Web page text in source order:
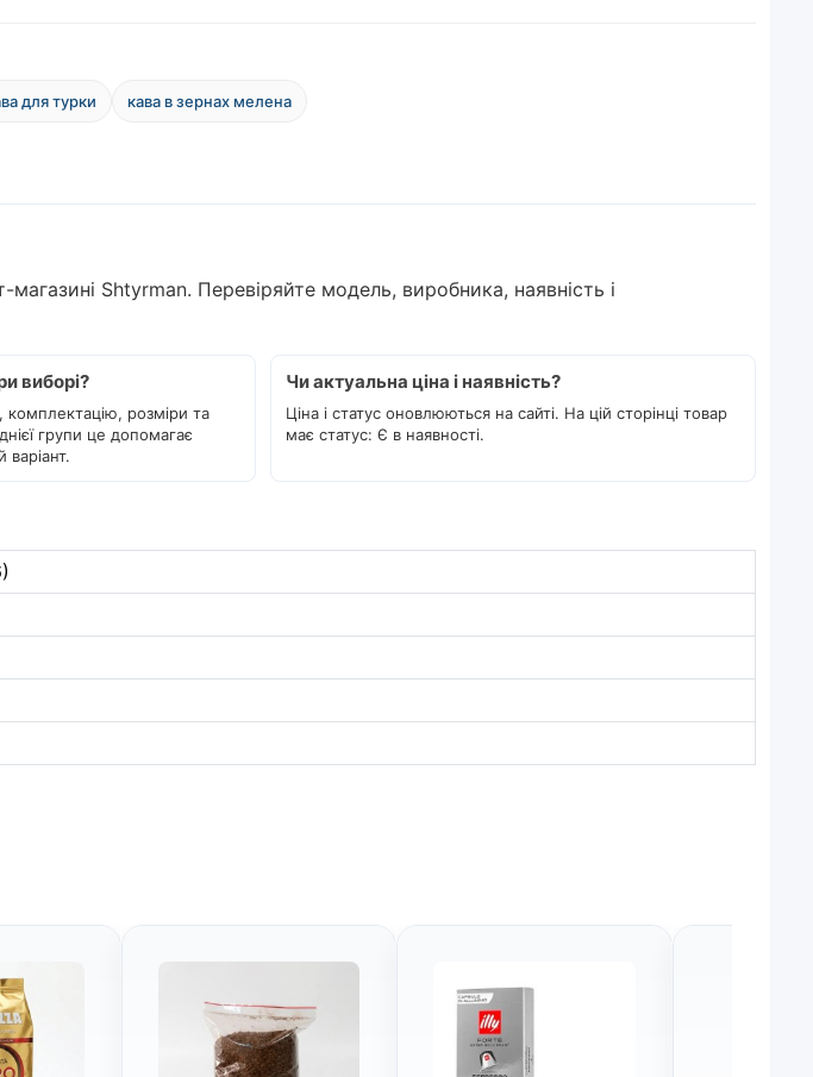
для турки кава в зернах мелена
Shtyrman. Перевіряйте модель, виробника, наявність і
виборі?
комплектацію, розміри та
групи це допомагає
Чи актуальна ціна і наявність?
Ціна і статус оновлюються на сайті. На цій сторінці товар
має статус: Є в наявності.